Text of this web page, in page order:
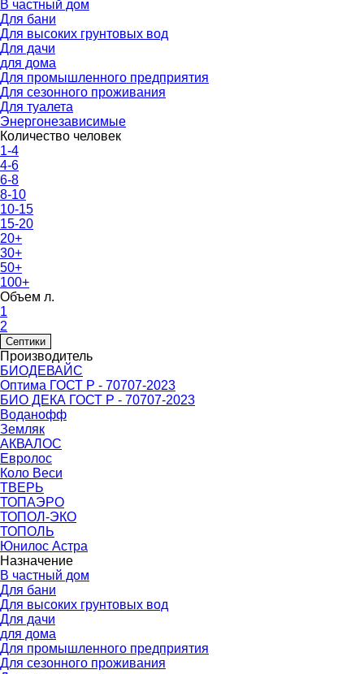
В частный дом
Для бани
Для высоких грунтовых вод
Для дачи
для дома
Для промышленного предприятия
Для сезонного проживания
Для туалета
Энергонезависимые
Количество человек
1-4
4-6
6-8
8-10
10-15
15-20
20+
30+
50+
100+
Объем л.
1
2
Септики
Производитель
БИОДЕВАЙС
Оптима ГОСТ Р - 70707-2023
БИО ДЕКА ГОСТ Р - 70707-2023
Воданофф
Земляк
АКВАЛОС
Евролос
Коло Веси
ТВЕРЬ
ТОПАЭРО
ТОПОЛ-ЭКО
ТОПОЛЬ
Юнилос Астра
Назначение
В частный дом
Для бани
Для высоких грунтовых вод
Для дачи
для дома
Для промышленного предприятия
Для сезонного проживания